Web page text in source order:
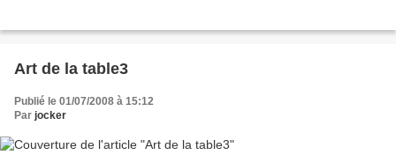
Art de la table3
Publié le 01/07/2008 à 15:12
Par jocker